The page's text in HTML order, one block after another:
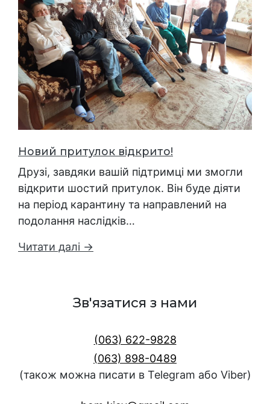
Новий притулок відкрито!
Друзі, завдяки вашій підтримці ми змогли
відкрити шостий притулок. Він буде діяти
на період карантину та направлений на
подолання наслідків…
Читати далі →
Зв'язатися з нами
(063) 622-9828
(063) 898-0489
(також можна писати в Telegram або Viber)